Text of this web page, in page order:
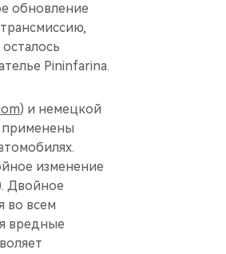
обновление
Pininfarina.
) и немецкой
применены
изменение
Двойное
во всем
вредные